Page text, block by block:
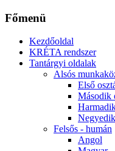
Főmenü
Kezdőoldal
KRÉTA rendszer
Tantárgyi oldalak
Alsós
Első
Második
Felsős - humán
Angol